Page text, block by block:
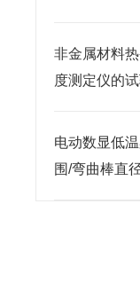
非金属材料
度测定仪的
电动数显低
围/弯曲棒直